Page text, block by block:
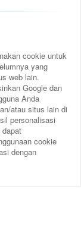
cookie untuk
yang
web lain.
Google dan
Anda
atau situs lain di
personalisasi
cookie
dengan